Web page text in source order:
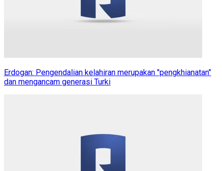
Erdogan: Pengendalian kelahiran merupakan "pengkhianatan"
dan mengancam generasi Turki